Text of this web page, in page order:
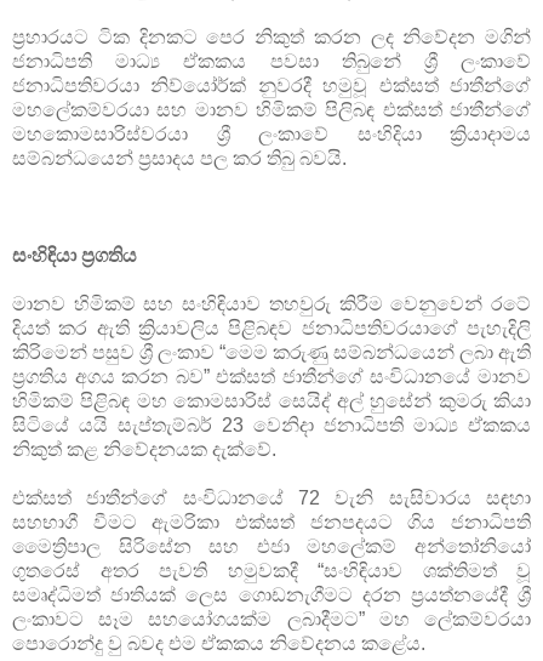
ප්‍රහාරයට ටික දිනකට පෙර නිකුත් කරන ලද නිවේදන මගින්
ජනාධිපති මාධ්‍ය ඒකකය පවසා තිබුනේ ශ්‍රී ලංකාවේ
ජනාධිපතිවරයා නිව්යෝර්ක් නුවරදී හමුවූ එක්සත් ජාතීන්ගේ
මහලේකම්වරයා සහ මානව හිමිකම් පිලිබඳ එක්සත් ජාතීන්ගේ
මහකොමසාරිස්වරයා ශ්‍රී ලංකාවේ සංහිදියා ක්‍රියාදාමය
සම්බන්ධයෙන් ප්‍රසාදය පල කර තිබු බවයි.
සංහිඳියා ප්‍රගතිය
මානව හිමිකම් සහ සංහිඳියාව තහවුරු කිරීම වෙනුවෙන් රටේ
දියත් කර ඇති ක්‍රියාවලිය පිළිබඳව ජනාධිපතිවරයාගේ පැහැදිලි
කිරිමෙන් පසුව ශ්‍රී ලංකාව “මෙම කරුණු සම්බන්ධයෙන් ලබා ඇති
ප‍්‍රගතිය අගය කරන බව” එක්සත් ජාතීන්ගේ සංවිධානයේ මානව
හිමිකම් පිළිබඳ මහ කොමසාරිස් සෙයිද් අල් හුසේන් කුමරු කියා
සිටියේ යයි සැප්තැම්බර් 23 වෙනිදා ජනාධිපති මාධ්‍ය ඒකකය
නිකුත් කළ නිවේදනයක දැක්වේ.
එක්සත් ජාතීන්ගේ සංවිධානයේ 72 වැනි සැසිවාරය සඳහා
සහභාගී වීමට ඇමරිකා එක්සත් ජනපදයට ගිය ජනාධිපති
මෛත්‍රිපාල සිරිසේන සහ එජා මහලේකම් අන්තෝනියෝ
ගුතරෙස් අතර පැවති හමුවකදී “සංහිඳියාව ශක්තිමත් වූ
සමෘද්ධිමත් ජාතියක් ලෙස ගොඩනැගීමට දරන ප‍්‍රයත්නයේදී ශ්‍රී
ලංකාවට සෑම සහයෝගයක්ම ලබාදීමට” මහ ලේකම්වරයා
පොරොන්දු වු බවද එම ඒකකය නිවේදනය කළේය.